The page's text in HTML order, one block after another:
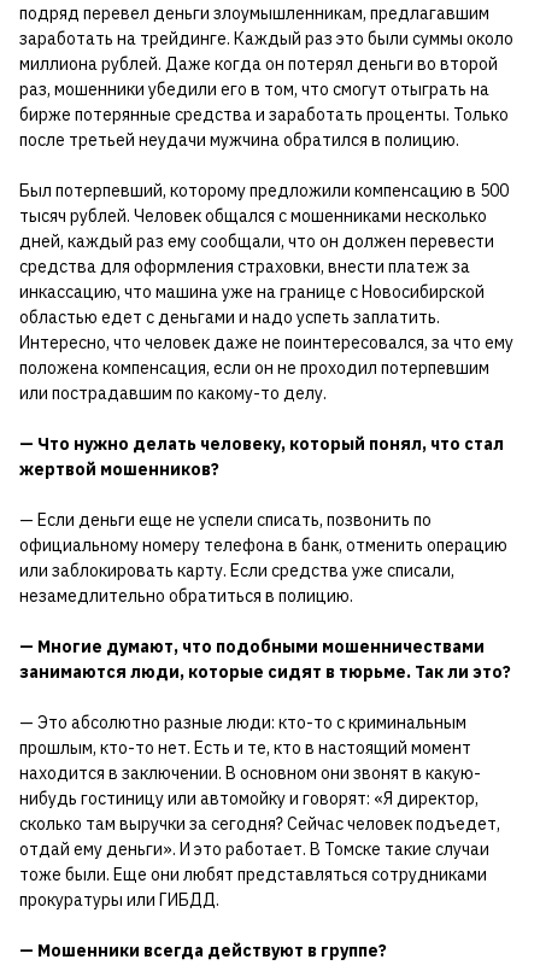
подряд перевел деньги злоумышленникам, предлагавшим
заработать на трейдинге. Каждый раз это были суммы около
миллиона рублей. Даже когда он потерял деньги во второй
раз, мошенники убедили его в том, что смогут отыграть на
бирже потерянные средства и заработать проценты. Только
после третьей неудачи мужчина обратился в полицию.
Был потерпевший, которому предложили компенсацию в 500
тысяч рублей. Человек общался с мошенниками несколько
дней, каждый раз ему сообщали, что он должен перевести
средства для оформления страховки, внести платеж за
инкассацию, что машина уже на границе с Новосибирской
областью едет с деньгами и надо успеть заплатить.
Интересно, что человек даже не поинтересовался, за что ему
положена компенсация, если он не проходил потерпевшим
или пострадавшим по какому-то делу.
— Что нужно делать человеку, который понял, что стал
жертвой мошенников?
— Если деньги еще не успели списать, позвонить по
официальному номеру телефона в банк, отменить операцию
или заблокировать карту. Если средства уже списали,
незамедлительно обратиться в полицию.
— Многие думают, что подобными мошенничествами
занимаются люди, которые сидят в тюрьме. Так ли это?
— Это абсолютно разные люди: кто-то с криминальным
прошлым, кто-то нет. Есть и те, кто в настоящий момент
находится в заключении. В основном они звонят в какую-
нибудь гостиницу или автомойку и говорят: «Я директор,
сколько там выручки за сегодня? Сейчас человек подъедет,
отдай ему деньги». И это работает. В Томске такие случаи
тоже были. Еще они любят представляться сотрудниками
прокуратуры или ГИБДД.
— Мошенники всегда действуют в группе?